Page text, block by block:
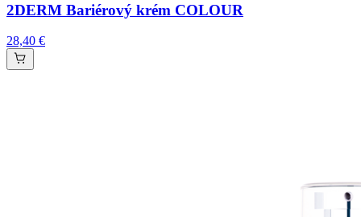
2DERM Bariérový krém COLOUR
28,40 €